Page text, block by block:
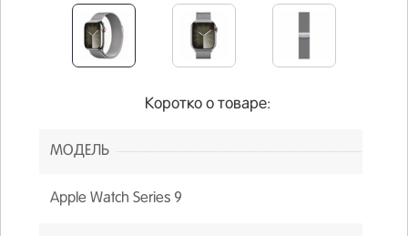
Коротко о товаре:
МОДЕЛЬ
Apple Watch Series 9